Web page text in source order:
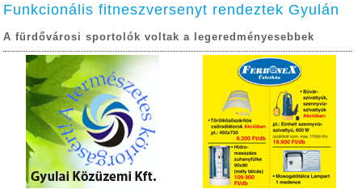
Funkcionális fitneszversenyt rendeztek Gyulán
A fürdővárosi sportolók voltak a legeredményesebbek